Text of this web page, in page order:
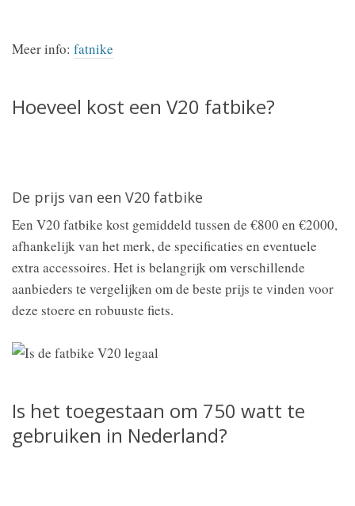
Meer info: fatnike
Hoeveel kost een V20 fatbike?
De prijs van een V20 fatbike
Een V20 fatbike kost gemiddeld tussen de €800 en €2000,
afhankelijk van het merk, de specificaties en eventuele
extra accessoires. Het is belangrijk om verschillende
aanbieders te vergelijken om de beste prijs te vinden voor
deze stoere en robuuste fiets.
Is het toegestaan om 750 watt te
gebruiken in Nederland?